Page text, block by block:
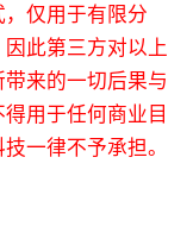
仅用于有限分
此第三方对以上
来的一切后果与
用于任何商业目
一律不予承担。